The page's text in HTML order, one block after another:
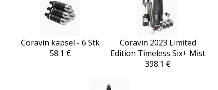
Coravin kapsel - 6 Stk
58.1 €
Coravin 2023 Limited
Edition Timeless Six+ Mist
398.1 €